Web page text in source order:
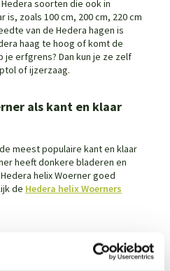
soorten die ook in
zoals 100 cm, 200 cm, 220 cm
van de Hedera hagen is
haag te hoog of komt de
erfgrens? Dan kun je ze zelf
of ijzerzaag.
als kant en klaar
meest populaire kant en klaar
heeft donkere bladeren en
helix Woerner goed
de Hedera helix Woerners
als kant en klaar